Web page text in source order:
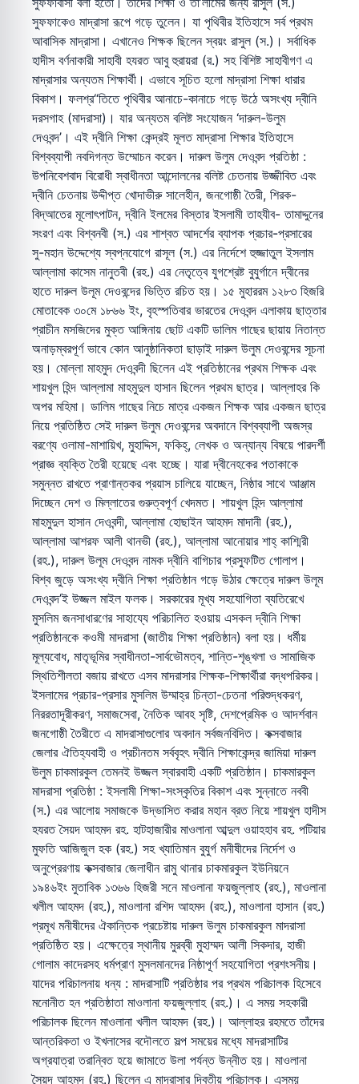
সুফফাকেও মাদ্রাসা রূপে গড়ে তুলেন। যা পৃথিবীর ইতিহাসে সর্ব প্রথম
আবাসিক মাদ্রাসা। এখানেও শিক্ষক ছিলেন স্বয়ং রাসুল (স.)। সর্বাধিক
হাদীস বর্ণনাকারী সাহাবী হযরত আবু হুরায়রা (র.) সহ বিশিষ্ট সাহাবীগণ এ
মাদ্রাসার অন্যতম শিক্ষার্থী। এভাবে সূচিত হলো মাদ্রাসা শিক্ষা ধারার
বিকাশ। ফলশ্র“তিতে পৃথিবীর আনাচে-কানাচে গড়ে উঠে অসংখ্য দ্বীনি
দরসগাহ (মাদরাসা)। যার অন্যতম বলিষ্ট সংযোজন ‘দারুল-উলুম
দেওবন্দ’। এই দ্বীনি শিক্ষা কেন্দ্রই মূলত মাদ্রাসা শিক্ষার ইতিহাসে
বিশ্বব্যাপী নবদিগন্ত উম্মোচন করেন। দারুল উলুম দেওবন্দ প্রতিষ্ঠা :
উপনিবেশবাদ বিরোধী স্বাধীনতা আন্দোলনের বলিষ্ট চেতনায় উজ্জীবিত এবং
দ্বীনি চেতনায় উদ্দীপ্ত খোদাভীরু সালেহীন, জনগোষ্ঠী তৈরী, শিরক-
বিদ্আতের মূলোৎপাটন, দ্বীনি ইলমের বিস্তার ইসলামী তাহযীব- তামাদ্দুনের
সংরণ এবং বিশ্বনবী (স.) এর শাশ্বত আদর্শের ব্যাপক প্রচার-প্রসারের
সু-মহান উদ্দেশ্যে স্বপ্নযোগে রাসূল (স.) এর নির্দেশে হুজ্জাতুল ইসলাম
আল্লামা কাসেম নানুতবী (রহ.) এর নেতৃত্বে যুগশ্রেষ্ট বুযুর্গানে দ্বীনের
হাতে দারুল উলূম দেওবন্দের ভিত্তি রচিত হয়। ১৫ মুহাররম ১২৮৩ হিজরি
মোতাবেক ৩০মে ১৮৬৬ ইং, বৃহস্পতিবার ভারতের দেওবন্দ এলাকায় ছাত্তার
প্রাচীন মসজিদের মুক্ত আঙ্গিনায় ছোট একটি ডালিম গাছের ছায়ায় নিতান্ত
অনাড়ম্বরপূর্ণ ভাবে কোন আনুষ্ঠানিকতা ছাড়াই দারুল উলুম দেওবন্দের সূচনা
হয়। মোল্লা মাহমুদ দেওবন্দী ছিলেন এই প্রতিষ্ঠানের প্রথম শিক্ষক এবং
শায়খুল হিন্দ আল্লামা মাহমুদুল হাসান ছিলেন প্রথম ছাত্র। আল্লাহর কি
অপর মহিমা। ডালিম গাছের নিচে মাত্র একজন শিক্ষক আর একজন ছাত্র
নিয়ে প্রতিষ্ঠিত সেই দারুল উলুম দেওবন্দের অবদানে বিশ্বব্যাপী অজস্র
বরণ্যে ওলামা-মাশায়িখ, মুহাদ্দিস, ফকিহ্, লেখক ও অন্যান্য বিষয়ে পারদর্শী
প্রাজ্ঞ ব্যক্তি তৈরী হয়েছে এবং হচ্ছে। যারা দ্বীনেহকের পতাকাকে
সমুন্নত রাখতে প্রাণান্তকর প্রয়াস চালিয়ে যাচ্ছেন, নিষ্ঠার সাথে আঞ্জাম
দিচ্ছেন দেশ ও মিল্লাতের গুরুত্বপূর্ণ খেদমত। শায়খুল হিন্দ আল্লামা
মাহমুদুল হাসান দেওবন্দী, আল্লামা হোছাইন আহমদ মাদানী (রহ.),
আল্লামা আশরফ আলী থানভী (রহ.), আল্লামা আনোয়ার শাহ্ কাশ্মিরী
(রহ.), দারুল উলূম দেওবন্দ নামক দ্বীনি বাগিচার প্রস্ফুটিত গোলাপ।
বিশ্ব জুড়ে অসংখ্য দ্বীনি শিক্ষা প্রতিষ্ঠান গড়ে উঠার ক্ষেত্রে দারুল উলূম
দেওবন্দ’ই উজ্জল মাইল ফলক। সরকারের মূখ্য সহযোগিতা ব্যতিরেখে
মুসলিম জনসাধারণের সাহায্যে পরিচালিত হওয়ায় এসকল দ্বীনি শিক্ষা
প্রতিষ্ঠানকে কওমী মাদরাসা (জাতীয় শিক্ষা প্রতিষ্ঠান) বলা হয়। ধর্মীয়
মূল্যবোধ, মাতৃভূমির স্বাধীনতা-সার্বভৌমত্ব, শান্তি-শৃঙ্খলা ও সামাজিক
স্থিতিশীলতা বজায় রাখতে এসব মাদরাসার শিক্ষক-শিক্ষার্থীরা বদ্ধপরিকর।
ইসলামের প্রচার-প্রসার মুসলিম উম্মাহ্র চিন্তা-চেতনা পরিশুদ্ধকরণ,
নিররতাদূরীকরণ, সমাজসেবা, নৈতিক আবহ সৃষ্টি, দেশপ্রেমিক ও আদর্শবান
জনগোষ্ঠী তৈরীতে এ মাদরাসাগুলোর অবদান সর্বজনবিদিত। কক্সবাজার
জেলার ঐতিহ্যবাহী ও প্রচীনতম সর্ববৃহৎ দ্বীনি শিক্ষাকেন্দ্র জামিয়া দারুল
উলুম চাকমারকুল তেমনই উজ্জল স্বারবাহী একটি প্রতিষ্ঠান। চাকমারকুল
মাদরাসা প্রতিষ্ঠা : ইসলামী শিক্ষা-সংস্কৃতির বিকাশ এবং সুন্নাতে নববী
(স.) এর আলোয় সমাজকে উদ্ভাসিত করার মহান ব্রত নিয়ে শায়খুল হাদীস
হযরত সৈয়দ আহমদ রহ. হাটহাজারীর মাওলানা আব্দুল ওয়াহহাব রহ. পটিয়ার
মুফতি আজিজুল হক (রহ.) সহ খ্যাতিমান বুযুর্গ মনীষীদের নির্দেশ ও
অনুপ্রেরণায় কক্সবাজার জেলাধীন রামু থানার চাকমারকুল ইউনিয়নে
১৯৪৬ইং মুতাবিক ১৩৬৬ হিজরী সনে মাওলানা ফয়জুল্লাহ (রহ.), মাওলানা
খলীল আহমদ (রহ.), মাওলানা রশিদ আহমদ (রহ.), মাওলানা হাসান (রহ.)
প্রমূখ মনীষীদের ঐকান্তিক প্রচেষ্টায় দারুল উলুম চাকমারকুল মাদরাসা
প্রতিষ্ঠিত হয়। এক্ষেত্রে স্থানীয় মুরব্বী মুহাম্মদ আলী সিকদার, হাজী
গোলাম কাদেরসহ ধর্মপ্রাণ মুসলমানদের নিষ্ঠাপূর্ণ সহযোগিতা প্রশংসনীয়।
যাদের পরিচালনায় ধন্য : মাদরাসাটি প্রতিষ্ঠার পর প্রথম পরিচালক হিসেবে
মনোনীত হন প্রতিষ্ঠাতা মাওলানা ফয়জুল্লাহ (রহ.)। এ সময় সহকারী
পরিচালক ছিলেন মাওলানা খলীল আহমদ (রহ.)। আল্লাহর রহমতে তাঁদের
আন্তরিকতা ও ইখলাসের বদৌলতে সল্প সময়ের মধ্যে মাদরাসাটির
অগ্রযাত্রা তরান্বিত হয়ে জামাতে উলা পর্যন্ত উন্নীত হয়। মাওলানা
সৈয়দ আহমদ (রহ.) ছিলেন এ মাদরাসার দ্বিতীয় পরিচালক। এসময়